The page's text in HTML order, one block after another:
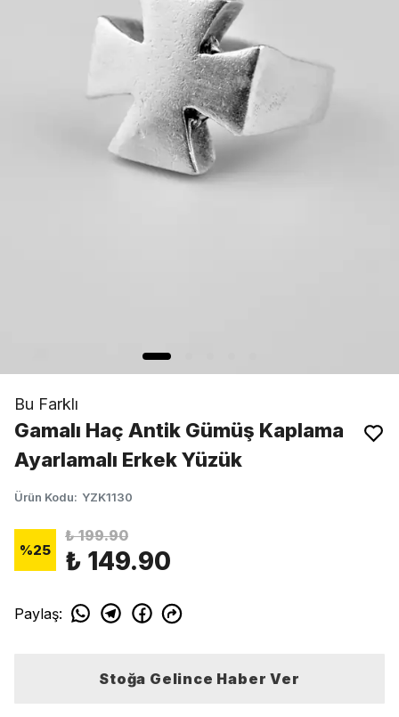
Bu Farklı
Gamalı Haç Antik Gümüş Kaplama
Ayarlamalı Erkek Yüzük
Ürün Kodu: YZK1130
%25
₺ 199.90
₺ 149.90
Paylaş:
Stoğa Gelince Haber Ver